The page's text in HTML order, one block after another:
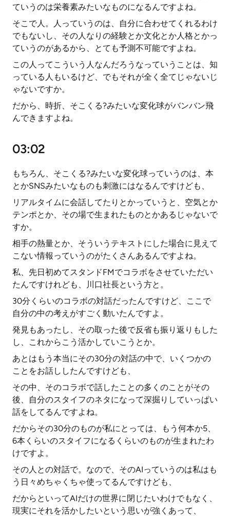
ていうのは栄養素みたいなものになるんですよね。
そこで人。人っていうのは、自分に合わせてくれるわけ
でもないし、その人なりの経験とか文化とか人格とかっ
ていうのがあるから、とても予測不可能ですよね。
この人ってこういう人なんだろうなっていうことは、知
っている人もいるけど、でもそれが全く全てじゃないじ
ゃないですか。
だから、時折、そこくる?みたいな変化球がバンバン飛
んできますよね。
03:02
もちろん、そこくる?みたいな変化球っていうのは、本
とかSNSみたいなものも刺激にはなるんですけども、
リアルタイムに会話してたりとかっていうと、空気とか
テンポとか、その場で生まれたものとかあるじゃないで
すか。
相手の熱量とか、そういうテキストにした場合に見えて
こない情報っていうのがたくさんあるんですよね。
私、先日初めてスタンドFMでコラボをさせていただい
たんですけれども、川口社長という方と。
30分くらいのコラボの対話だったんですけど、ここで
自分の中の考えがすごく動いたんですよ。
発見もあったし、その取った後で反省も振り返りもした
し、これからこう活かしていこうとか。
あとはもう本当にその30分の対話の中で、いくつかの
ことをお話ししたんですけども、
その中、そのコラボで話したことの多くのことがその
後、自分のスタイフのネタになって深掘りしていっぱい
話をしてるんですよね。
だからその30分のものが私にとっては、もう何本か5、
6本くらいのスタイフになるくらいのものが生まれたわ
けですよ。
その人との対話で。なので、そのAIっていうのは私はも
う日々めちゃくちゃ使ってるんですけども、
だからといってAIだけの世界に閉じたいわけでもなく、
現実にそれを活かしたいという思いが強くあって、